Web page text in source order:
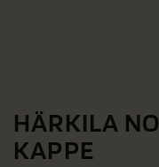
HÄRKILA
KAPPE